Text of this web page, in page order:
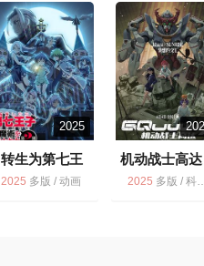
2025
转生为第七王
子，随心所欲的
2025 多版 / 动画
机动战士高达
跨时之战
6.7
2025 多版 / 科幻 / 冒险 / 动画